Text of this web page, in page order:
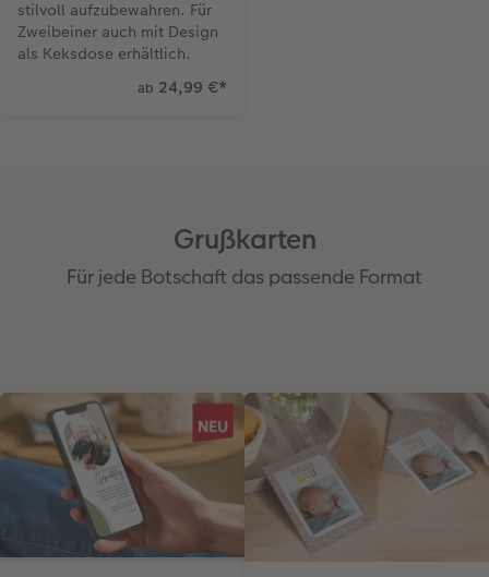
stilvoll aufzubewahren. Für
Zweibeiner auch mit Design
als Keksdose erhältlich.
ab 24,99 €*
Grußkarten
Für jede Botschaft das passende Format